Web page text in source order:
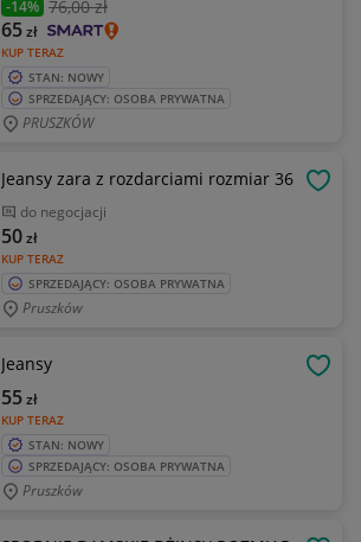
-14% 76,00 zł
KUP TERAZ
65zł
STAN: NOWY
SPRZEDAJĄCY: OSOBA PRYWATNA
PRUSZKÓW
Jeansy zara z rozdarciami rozmiar 36
do negocjacji
KUP TERAZ
50zł
SPRZEDAJĄCY: OSOBA PRYWATNA
Pruszków
Jeansy
KUP TERAZ
55zł
STAN: NOWY
SPRZEDAJĄCY: OSOBA PRYWATNA
Pruszków